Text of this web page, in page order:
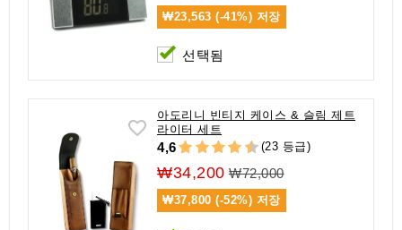
₩23,563 (-41%) 저장
선택됨
아도리니 빈티지 케이스 & 슬림 제트
라이터 세트
4,6 (23 등급)
₩34,200 ₩72,000
₩37,800 (-52%) 저장